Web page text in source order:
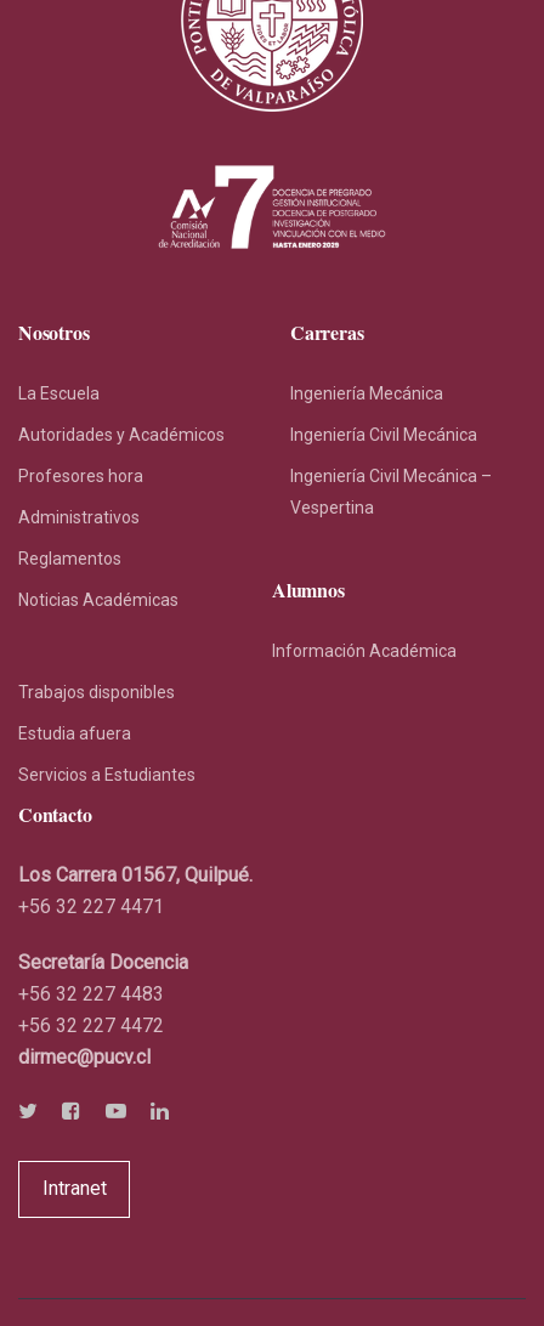
Nosotros
La Escuela
Autoridades y Académicos
Profesores hora
Administrativos
Reglamentos
Noticias Académicas
Carreras
Ingeniería Mecánica
Ingeniería Civil Mecánica
Ingeniería Civil Mecánica –
Vespertina
Alumnos
Información Académica
Trabajos disponibles
Estudia afuera
Servicios a Estudiantes
Contacto
Los Carrera 01567, Quilpué.
+56 32 227 4471
Secretaría Docencia
+56 32 227 4483
+56 32 227 4472
dirmec@pucv.cl
Intranet